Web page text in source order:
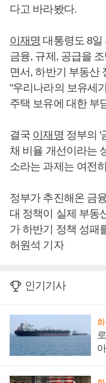
다고 바라봤다.
이재명 대통령도 8일
금융, 규제, 공급을
면서, 하반기 부동산
"우리나라의 보유세
주택 보유에 대한 부
결국 이재명 정부의 '
채 비율 개선이라는
소라는 과제는 여전
정부가 추진해온 금
대 정책이 실제 부동
가 하반기 정책 성패
허원석 기자
인기기사